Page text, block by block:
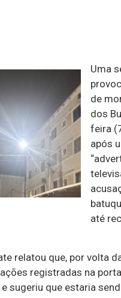
Uma
de
dos
feira
após
até
relatou que, por volta
registradas na
sugeriu que estaria